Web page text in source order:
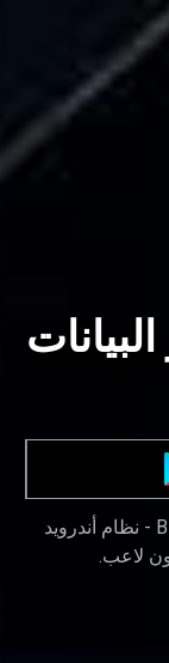
العب على الكمبيوتر الشخصي مع BlueStacks - نظام أندرويد